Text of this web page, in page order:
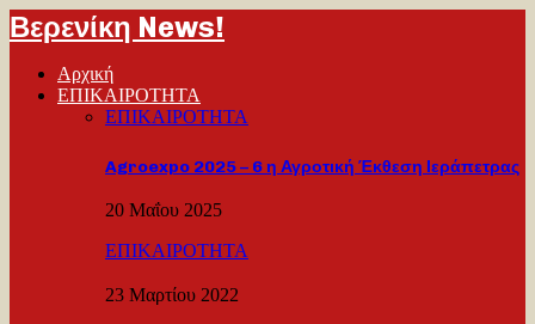
Βερενίκη News!
Αρχική
ΕΠΙΚΑΙΡΟΤΗΤΑ
ΕΠΙΚΑΙΡΟΤΗΤΑ
Agroexpo 2025 – 6 η Αγροτική Έκθεση Ιεράπετρας
20 Μαΐου 2025
ΕΠΙΚΑΙΡΟΤΗΤΑ
23 Μαρτίου 2022